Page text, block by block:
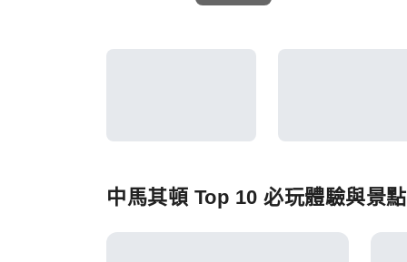
中馬其頓 Top 10 必玩體驗與景點